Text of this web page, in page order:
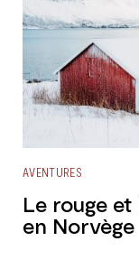
AVENTURES
Le rouge et
en Norvège